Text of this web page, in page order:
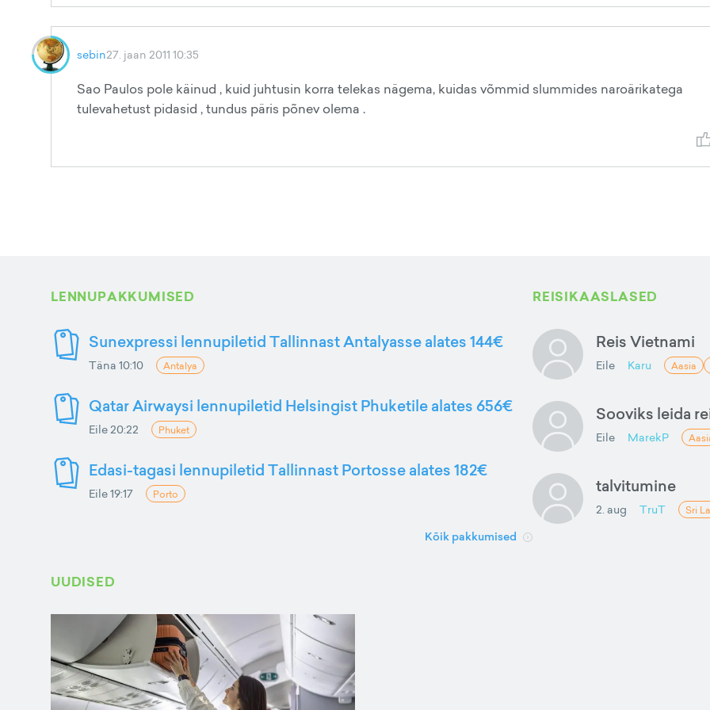
sebin27. jaan 2011 10:35
Sao Paulos pole käinud , kuid juhtusin korra telekas nägema, kuidas võmmid slummides naroärikatega
tulevahetust pidasid , tundus päris põnev olema .
LENNUPAKKUMISED
Sunexpressi lennupiletid Tallinnast Antalyasse alates 144€
Täna 10:10 Antalya
Qatar Airwaysi lennupiletid Helsingist Phuketile alates 656€
Eile 20:22 Phuket
Edasi-tagasi lennupiletid Tallinnast Portosse alates 182€
Eile 19:17 Porto
Kõik pakkumised
REISIKAASLASED
Reis Vietnami
Eile Karu Aasia
Sooviks leida
Eile MarekP
talvitumine
2. aug TruT Sri
UUDISED